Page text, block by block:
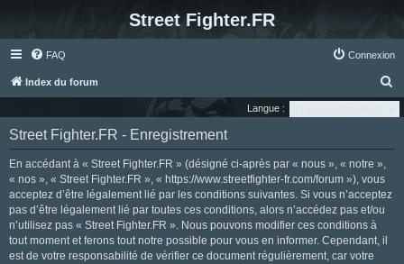
Street Fighter.FR
FAQ Connexion
Index du forum
e
Langue :
Street Fighter.FR - Enregistrement
En accédant à « Street Fighter.FR » (désigné ci-après par « nous », « notre »,
« nos », « Street Fighter.FR », « https://www.streetfighter-fr.com/forum »), vous
acceptez d’être légalement lié par les conditions suivantes. Si vous n’acceptez
pas d’être légalement lié par toutes ces conditions, alors n’accédez pas et/ou
n’utilisez pas « Street Fighter.FR ». Nous pouvons modifier ces conditions à
tout moment et ferons tout notre possible pour vous en informer. Cependant, il
est de votre responsabilité de vérifier ce document régulièrement, car votre